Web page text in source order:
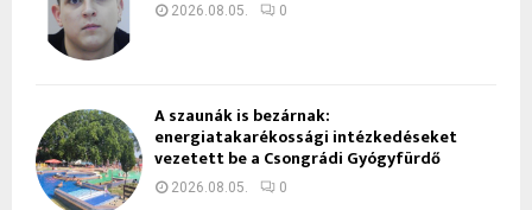
2026.08.05. 0
A szaunák is bezárnak:
energiatakarékossági intézkedéseket
vezetett be a Csongrádi Gyógyfürdő
2026.08.05. 0